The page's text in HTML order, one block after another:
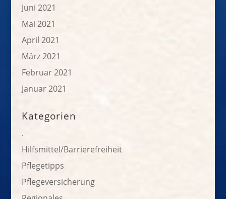
Juni 2021
Mai 2021
April 2021
März 2021
Februar 2021
Januar 2021
Kategorien
.
Hilfsmittel/Barrierefreiheit
Pflegetipps
Pflegeversicherung